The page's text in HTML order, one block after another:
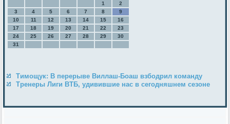
1
2
3
4 5 6 7 8
9
10
11 12 13 14 15
16
17
18 19 20 21 22
23
24
25 26 27 28 29
30
31
Тимощук: В перерыве Виллаш-Боаш взбодрил команду
Тренеры Лиги ВТБ, удивившие нас в сегодняшнем сезоне